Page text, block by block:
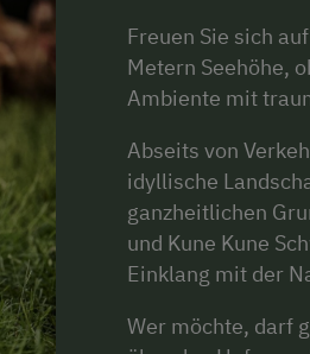
Freuen Sie sich
Metern Seehöhe,
Ambiente mit
Abseits von
idyllische
ganzheitlichen
und Kune Kune
Einklang mit der
Wer möchte, darf